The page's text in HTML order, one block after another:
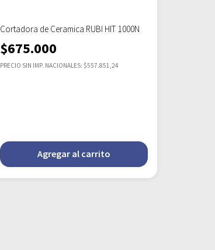
Cortadora de Ceramica RUBI HIT 1000N
$675.000
PRECIO SIN IMP. NACIONALES: $557.851,24
Agregar al carrito